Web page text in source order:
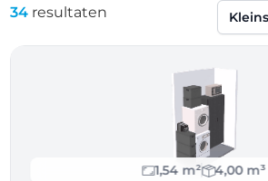
34 resultaten
1,54 m²
4,00 m³